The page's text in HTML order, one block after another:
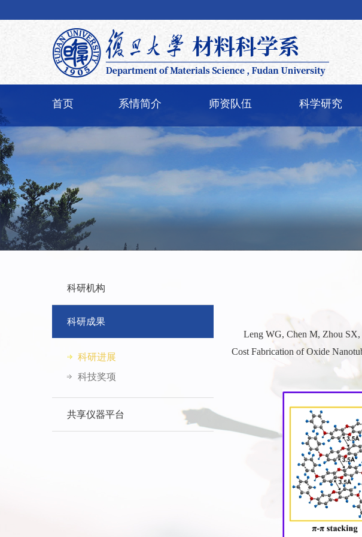
首页 系情简介 师资队伍 科学研究
科研机构
科研成果
科研进展
科技奖项
共享仪器平台
Leng WG, Chen M, Zhou SX,
Cost Fabrication of Oxide